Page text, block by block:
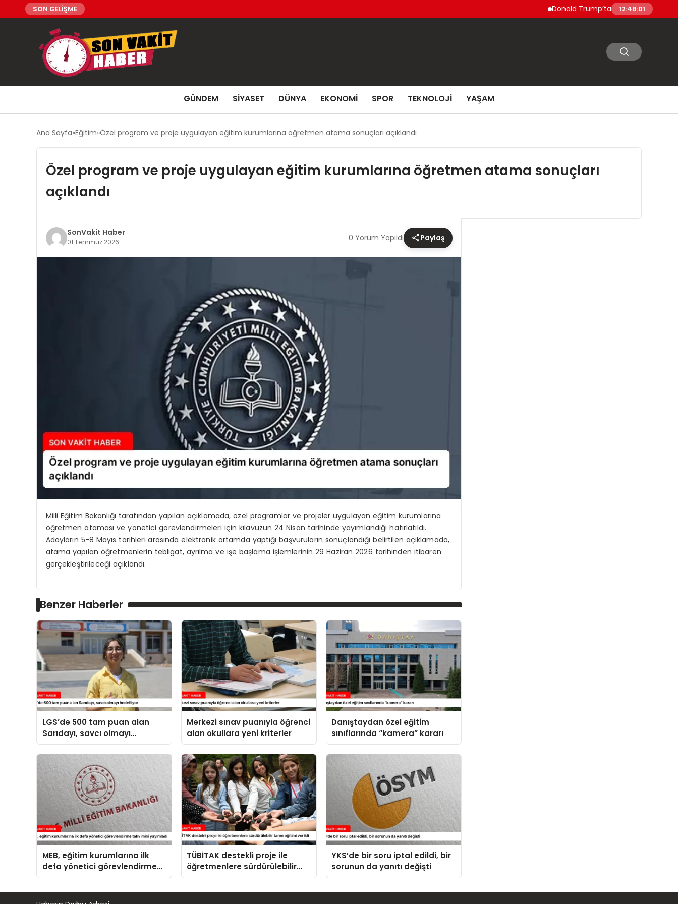
SON GELİŞME Donald Trump’tan İran’a Sert Uyarı:
12:48:01
GÜNDEM SIYASET DÜNYA EKONOMI SPOR TEKNOLOJI YAŞAM
Ana Sayfa Eğitim Özel program ve proje uygulayan eğitim kurumlarına öğretmen atama sonuçları açıklandı
Özel program ve proje uygulayan eğitim kurumlarına öğretmen atama sonuçları
açıklandı
SonVakit Haber
01 Temmuz 2026 0 Yorum Yapıldı Paylaş
Milli Eğitim Bakanlığı tarafından yapılan açıklamada, özel programlar ve projeler uygulayan eğitim kurumlarına
öğretmen ataması ve yönetici görevlendirmeleri için kılavuzun 24 Nisan tarihinde yayımlandığı hatırlatıldı.
Adayların 5-8 Mayıs tarihleri arasında elektronik ortamda yaptığı başvuruların sonuçlandığı belirtilen açıklamada,
atama yapılan öğretmenlerin tebligat, ayrılma ve işe başlama işlemlerinin 29 Haziran 2026 tarihinden itibaren
gerçekleştirileceği açıklandı.
Benzer Haberler
LGS’de 500 tam puan alan
Sarıdayı, savcı olmayı
hedefliyor
Merkezi sınav puanıyla öğrenci
alan okullara yeni kriterler
Danıştaydan özel eğitim
sınıflarında “kamera” kararı
MEB, eğitim kurumlarına ilk
defa yönetici görevlendirme
takvimini yayımladı
TÜBİTAK destekli proje ile
öğretmenlere sürdürülebilir
tarım eğitimi verildi
YKS’de bir soru iptal edildi, bir
sorunun da yanıtı değişti